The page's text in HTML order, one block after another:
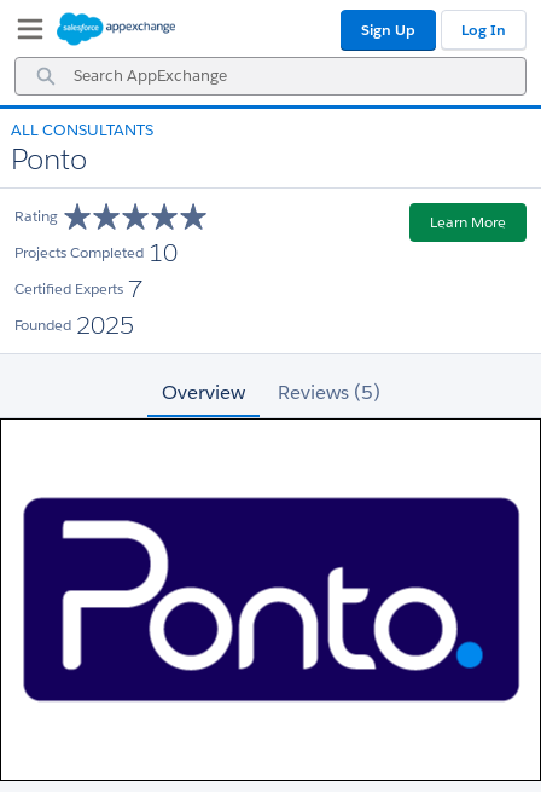
Navigation
Main
Content
Search
AppExchange
Sign Up Log In
ALL CONSULTANTS
Ponto
Rating
Projects Completed 10
Certified Experts 7
Founded 2025
Learn More
Overview Reviews (5)